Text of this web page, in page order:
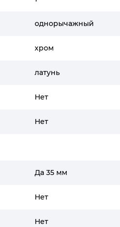
однорычажный
хром
латунь
Нет
Нет
Да 35 мм
Нет
Нет